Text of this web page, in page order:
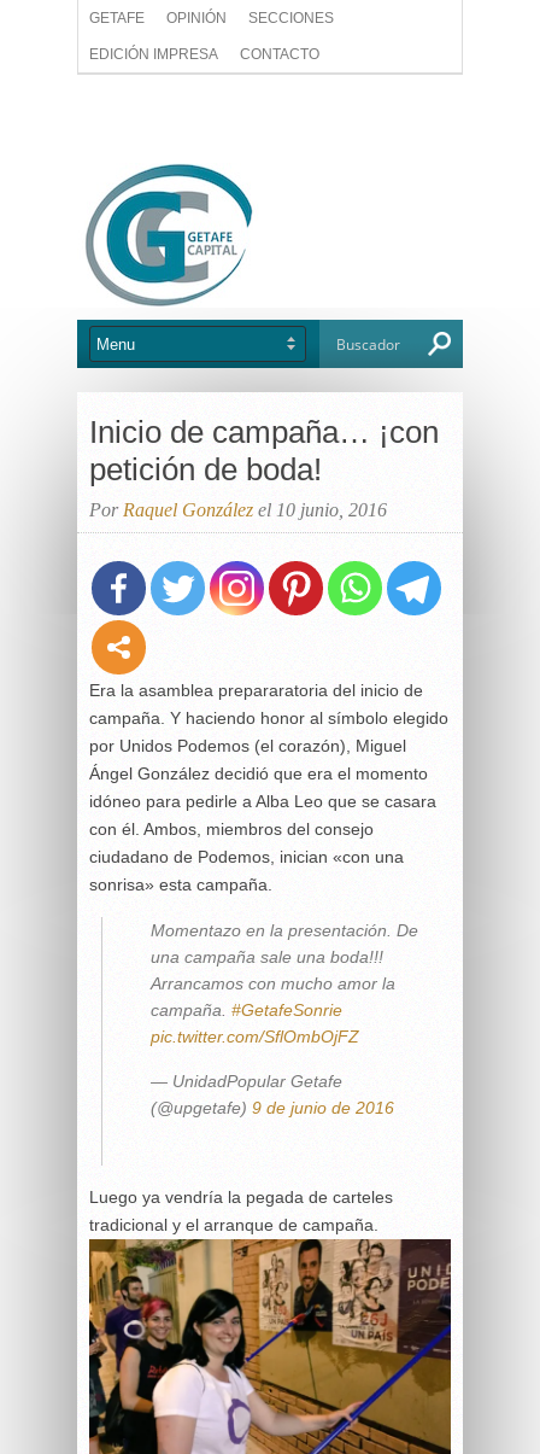
GETAFE OPINIÓN SECCIONES
EDICIÓN IMPRESA CONTACTO
Inicio de campaña… ¡con
petición de boda!
Por Raquel González el 10 junio, 2016
Era la asamblea prepararatoria del inicio de
campaña. Y haciendo honor al símbolo elegido
por Unidos Podemos (el corazón), Miguel
Ángel González decidió que era el momento
idóneo para pedirle a Alba Leo que se casara
con él. Ambos, miembros del consejo
ciudadano de Podemos, inician «con una
sonrisa» esta campaña.
Momentazo en la presentación. De
una campaña sale una boda!!!
Arrancamos con mucho amor la
campaña. #GetafeSonrie
pic.twitter.com/SflOmbOjFZ
— UnidadPopular Getafe
(@upgetafe) 9 de junio de 2016
Luego ya vendría la pegada de carteles
tradicional y el arranque de campaña.